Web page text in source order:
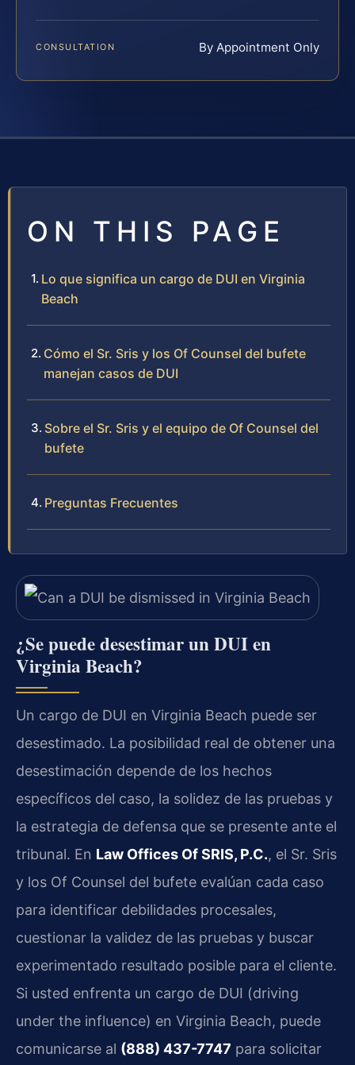
CONSULTATION By Appointment Only
ON THIS PAGE
Lo que significa un cargo de DUI en Virginia
Beach
Cómo el Sr. Sris y los Of Counsel del bufete
manejan casos de DUI
Sobre el Sr. Sris y el equipo de Of Counsel del
bufete
Preguntas Frecuentes
¿Se puede desestimar un DUI en
Virginia Beach?
Un cargo de DUI en Virginia Beach puede ser
desestimado. La posibilidad real de obtener una
desestimación depende de los hechos
específicos del caso, la solidez de las pruebas y
la estrategia de defensa que se presente ante el
tribunal. En Law Offices Of SRIS, P.C., el Sr. Sris
y los Of Counsel del bufete evalúan cada caso
para identificar debilidades procesales,
cuestionar la validez de las pruebas y buscar
experimentado resultado posible para el cliente.
Si usted enfrenta un cargo de DUI (driving
under the influence) en Virginia Beach, puede
comunicarse al (888) 437-7747 para solicitar